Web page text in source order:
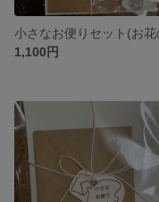
1,100円